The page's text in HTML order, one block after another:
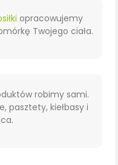
opracowujemy
Twojego ciała.
robimy sami.
pasztety, kiełbasy i